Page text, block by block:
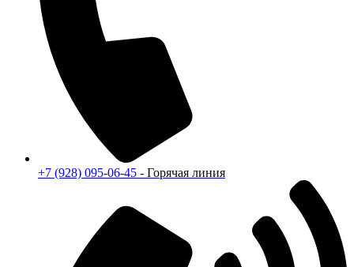
+7 (928) 095-06-45 - Горячая линия